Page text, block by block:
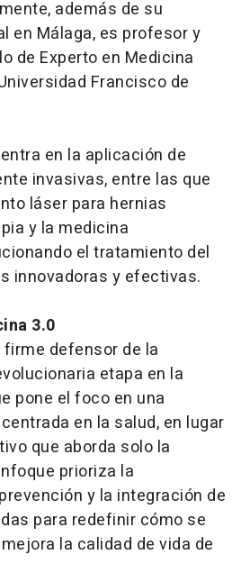
además de su
en Málaga, es profesor y
de Experto en Medicina
Francisco de
en la aplicación de
invasivas, entre las que
láser para hernias
y la medicina
el tratamiento del
innovadoras y efectivas.
3.0
firme defensor de la
etapa en la
pone el foco en una
en la salud, en lugar
que aborda solo la
prioriza la
y la integración de
para redefinir cómo se
la calidad de vida de